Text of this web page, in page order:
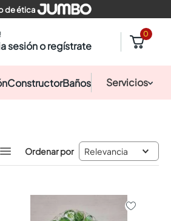
de ética
sesión o regístrate
0
ConstructorBaños Servicios
Relevancia